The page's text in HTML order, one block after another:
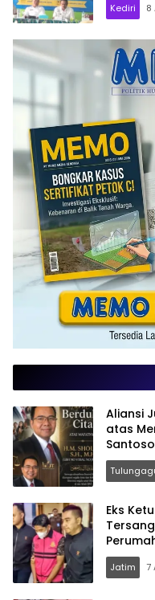
Kediri 8
Memo.co.id
| Memberi
Inspirasi
Aliansi
atas
Vokal”
Eks
Jatim 7